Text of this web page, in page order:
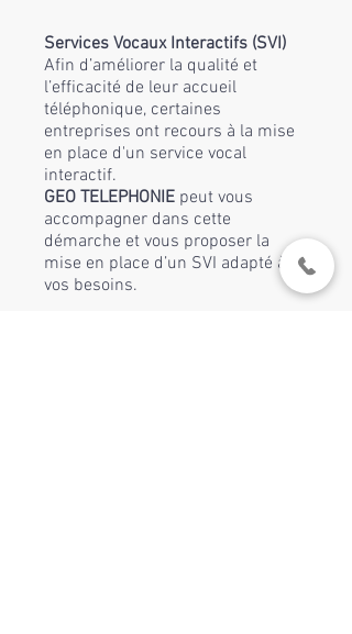
Services Vocaux Interactifs (SVI)
Afin d’améliorer la qualité et
l’efficacité de leur accueil
téléphonique, certaines
entreprises ont recours à la mise
en place d'un service vocal
interactif.
GEO TELEPHONIE peut vous
accompagner dans cette
démarche et vous proposer la
mise en place d’un SVI adapté à
vos besoins.